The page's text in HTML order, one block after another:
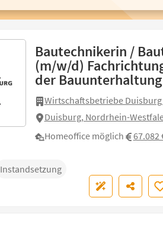
Bautechnikerin /
(m/w/d)
der Bauunterhaltung
Wirtschaftsbetriebe Duisburg
Duisburg, Nordrhein-
Homeoffice möglich
67.082
Instandsetzung